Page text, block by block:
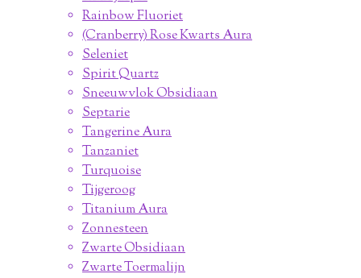
Rainbow Fluoriet
(Cranberry) Rose Kwarts Aura
Seleniet
Spirit Quartz
Sneeuwvlok Obsidiaan
Septarie
Tangerine Aura
Tanzaniet
Turquoise
Tijgeroog
Titanium Aura
Zonnesteen
Zwarte Obsidiaan
Zwarte Toermalijn